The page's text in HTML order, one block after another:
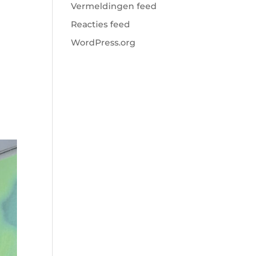
Vermeldingen feed
Reacties feed
WordPress.org